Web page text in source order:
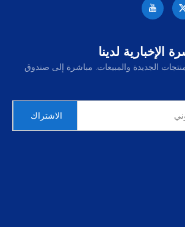
الإخبارية لدينا
الجديدة والمبيعات. مباشرة إلى صندوق
الاشتراك